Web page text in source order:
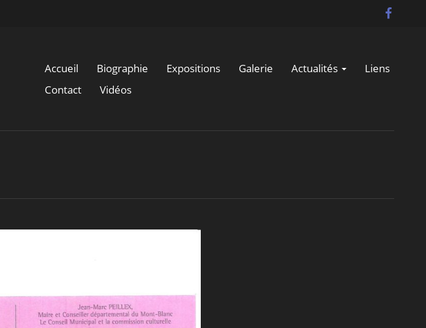
Accueil Biographie Expositions Galerie Actualités
Liens
Contact
Vidéos